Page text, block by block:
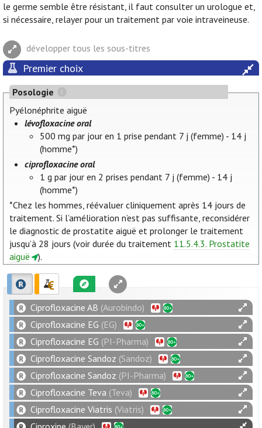
le germe semble être résistant, il faut consulter un urologue et,
si nécessaire, relayer pour un traitement par voie intraveineuse.
développer tous les sous-titres
Premier choix
Posologie
Pyélonéphrite aiguë
lévofloxacine oral
500 mg par jour en 1 prise pendant 7 j (femme) - 14 j
(homme*)
ciprofloxacine oral
1 g par jour en 2 prises pendant 7 j (femme) - 14 j
(homme*)
*Chez les hommes, réévaluer cliniquement après 14 jours de
traitement. Si l’amélioration n’est pas suffisante, reconsidérer
le diagnostic de prostatite aiguë et prolonger le traitement
jusqu’à 28 jours (voir durée du traitement 11.5.4.3. Prostatite
aiguë
).
Ciprofloxacine AB (Aurobindo)
Ciprofloxacine EG (EG)
Ciprofloxacine EG (PI-Pharma)
Ciprofloxacine Sandoz (Sandoz)
Ciprofloxacine Sandoz (PI-Pharma)
Ciprofloxacine Teva (Teva)
Ciprofloxacine Viatris (Viatris)